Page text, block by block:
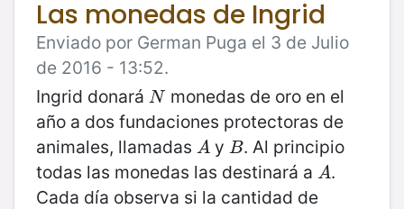
Las monedas de Ingrid
Enviado por German Puga el 3 de Julio
de 2016 - 13:52.
Ingrid donará N
Nmonedas de oro en el
año a dos fundaciones protectoras de
animales, llamadas A
A y B
B. Al principio
todas las monedas las destinará a A
A.
Cada día observa si la cantidad de